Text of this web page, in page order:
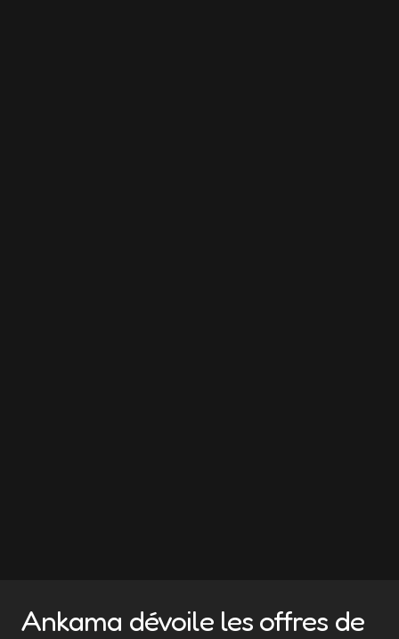
Ankama dévoile les offres de